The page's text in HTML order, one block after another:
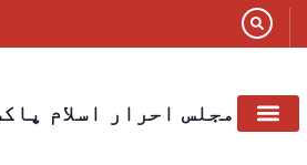
مجلس احرار اسلام